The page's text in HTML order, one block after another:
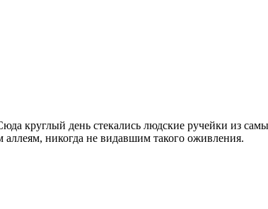
круглый день стекались людские ручейки из
никогда не видавшим такого оживления.